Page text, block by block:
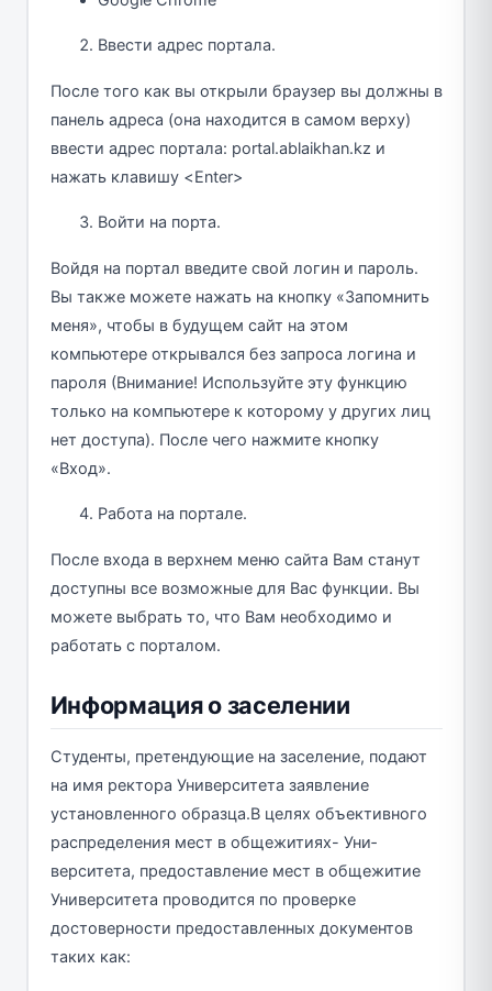
Ввести адрес портала.
После того как вы открыли браузер вы должны в
панель адреса (она находится в самом верху)
ввести адрес портала: portal.ablaikhan.kz и
нажать клавишу <Enter>
Войти на порта.
Войдя на портал введите свой логин и пароль.
Вы также можете нажать на кнопку «Запомнить
меня», чтобы в будущем сайт на этом
компьютере открывался без запроса логина и
пароля (Внимание! Используйте эту функцию
только на компьютере к которому у других лиц
нет доступа). После чего нажмите кнопку
«Вход».
Работа на портале.
После входа в верхнем меню сайта Вам станут
доступны все возможные для Вас функции. Вы
можете выбрать то, что Вам необходимо и
работать с порталом.
Информация о заселении
Студенты, претендующие на заселение, подают
на имя ректора Университета заявление
установленного образца.В целях объективного
распределения мест в общежитиях- Уни­
верситета, предоставление мест в общежитие
Университета про­водится по проверке
достоверности предоставленных документов
таких как: